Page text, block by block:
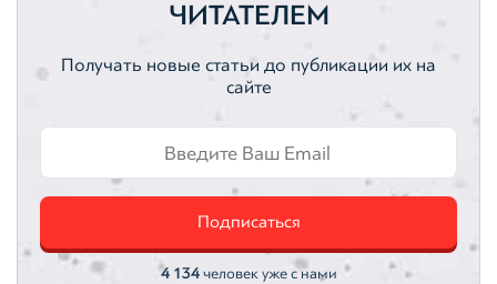
Активы
Нематериальные активы Вебинары
Автотранспортные средства
Интеллектуальная собственность Оценка акций
ЧИТАТЕЛЕМ
Получать новые статьи до публикации их на
сайте
Подписаться
4 134человек уже с нами